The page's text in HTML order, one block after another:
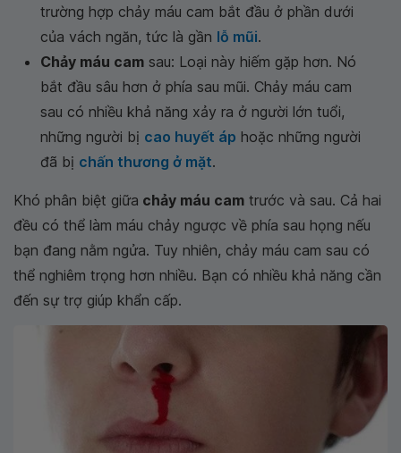
trường hợp chảy máu cam bắt đầu ở phần dưới
của vách ngăn, tức là gần lỗ mũi.
Chảy máu cam sau: Loại này hiếm gặp hơn. Nó
bắt đầu sâu hơn ở phía sau mũi. Chảy máu cam
sau có nhiều khả năng xảy ra ở người lớn tuổi,
những người bị cao huyết áp hoặc những người
đã bị chấn thương ở mặt.
Khó phân biệt giữa chảy máu cam trước và sau. Cả hai
đều có thể làm máu chảy ngược về phía sau họng nếu
bạn đang nằm ngửa. Tuy nhiên, chảy máu cam sau có
thể nghiêm trọng hơn nhiều. Bạn có nhiều khả năng cần
đến sự trợ giúp khẩn cấp.